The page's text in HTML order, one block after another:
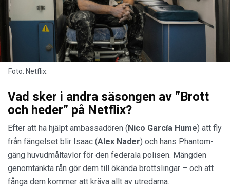
Foto: Netflix.
Vad sker i andra säsongen av ”Brott
och heder” på Netflix?
Efter att ha hjälpt ambassadören ( Nico García Hume) att fly
från fängelset blir Isaac (Alex Nader) och hans Phantom-
gäng huvudmåltavlor för den federala polisen. Mängden
genomtänkta rån gör dem till ökända brottslingar – och att
fånga dem kommer att kräva allt av utredarna.